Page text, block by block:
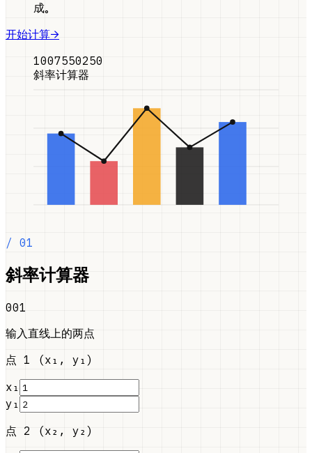
成。
开始计算→
1007550250
斜率计算器
/ 01
斜率计算器
001
输入直线上的两点
点 1 (x₁, y₁)
x₁
y₁
点 2 (x₂, y₂)